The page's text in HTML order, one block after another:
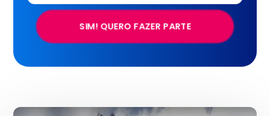
SIM! QUERO FAZER PARTE